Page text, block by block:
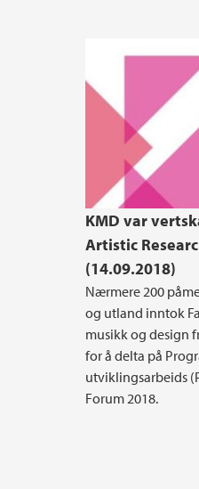
KMD var
Artistic
(14.09.2018)
Nærmere 200
og utland inntok
musikk og design
for å delta på
utviklingsarbeids
Forum 2018.